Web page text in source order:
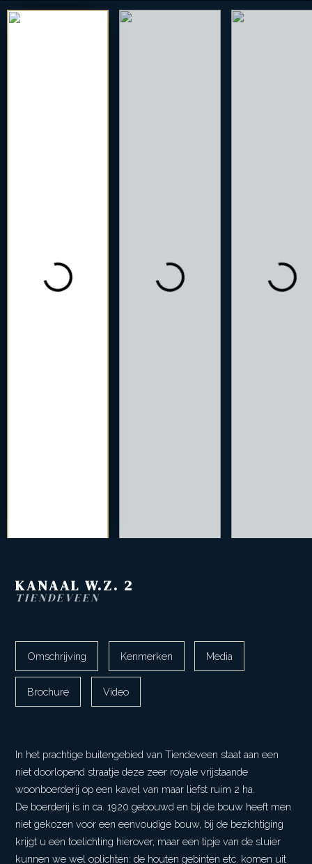
KANAAL W.Z. 2
TIENDEVEEN
Omschrijving Kenmerken Media
Brochure Video
In het prachtige buitengebied van Tiendeveen staat aan een
niet doorlopend straatje deze zeer royale vrijstaande
woonboerderij op een kavel van maar liefst ruim 2 ha.
De boerderij is in ca. 1920 gebouwd en bij de bouw heeft men
niet gekozen voor een eenvoudige bouw, bij de bezichtiging
krijgt u een toelichting hierover, maar een tipje van de sluier
kunnen we wel oplichten: de houten gebinten etc. komen uit